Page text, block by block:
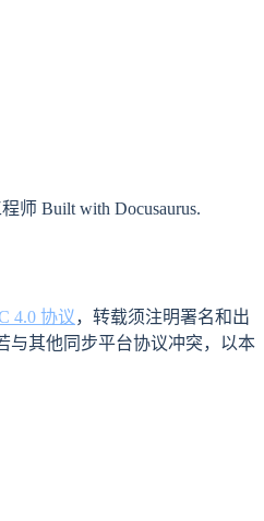
师 Built with Docusaurus.
4.0 协议，转载须注明署名和出
与其他同步平台协议冲突，以本